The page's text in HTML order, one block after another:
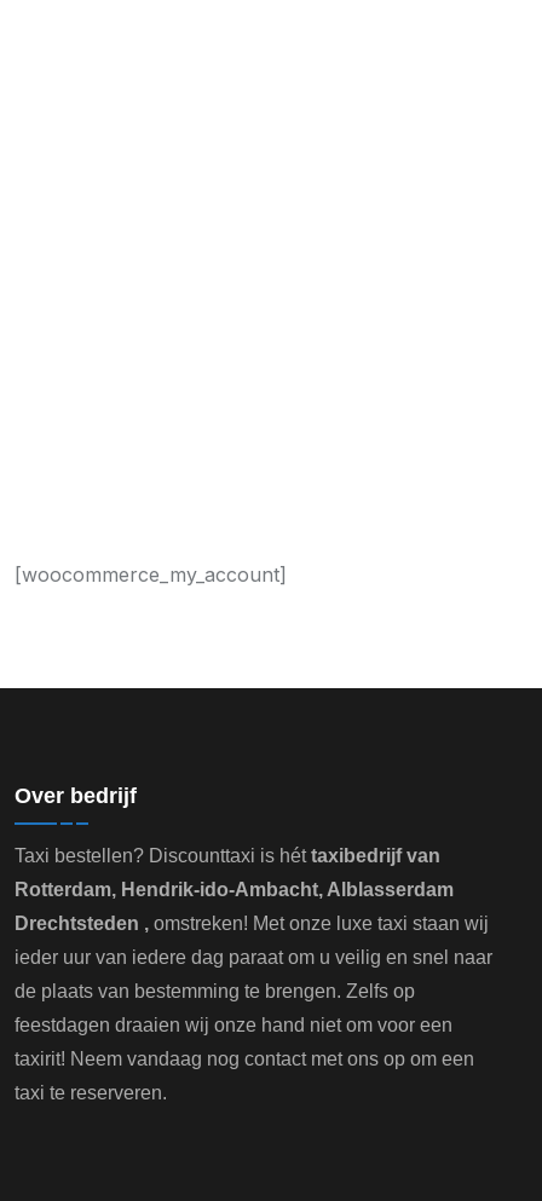
[woocommerce_my_account]
Over bedrijf
Taxi bestellen? Discounttaxi is héttaxibedrijf van
Rotterdam, Hendrik-ido-Ambacht, Alblasserdam
Drechtsteden , omstreken! Met onze luxe taxi staan wij
ieder uur van iedere dag paraat om u veilig en snel naar
de plaats van bestemming te brengen. Zelfs op
feestdagen draaien wij onze hand niet om voor een
taxirit! Neem vandaag nog contact met ons op om een
taxi te reserveren.